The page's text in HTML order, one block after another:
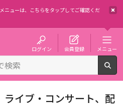
ニューは、
こちらをタップしてご確認くだ
ログイン 会員登録 メニュー
イブ・コンサート、配